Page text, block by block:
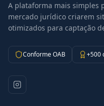
A plataforma mais simples
mercado jurídico criarem
otimizados para captação
Conforme OAB +500